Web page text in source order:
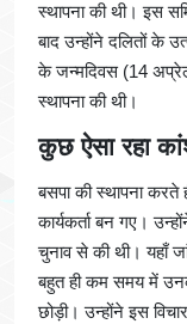
स्थापना की थी। इस
बाद उन्होंने दलितों के
के जन्मदिवस (14
स्थापना की थी।
कुछ ऐसा रहा
बसपा की स्थापना करते
कार्यकर्ता बन गए।
चुनाव से की थी। यहाँ
बहुत ही कम समय में
छोड़ी। उन्होंने इस